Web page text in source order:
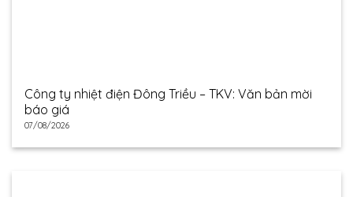
Công ty nhiệt điện Đông Triều – TKV: Văn bản mời
báo giá
07/08/2026